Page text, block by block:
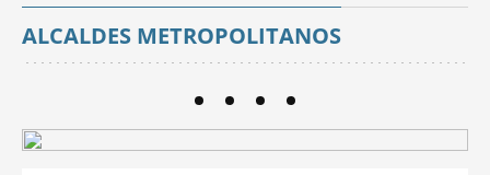
ALCALDES METROPOLITANOS